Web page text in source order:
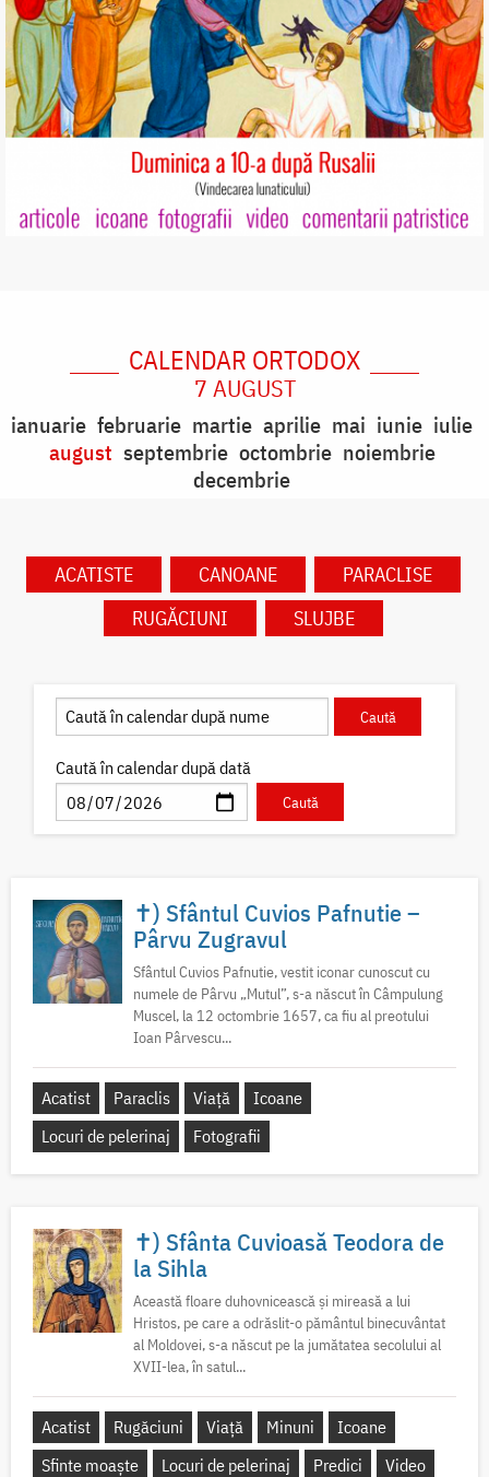
CALENDAR ORTODOX
7 AUGUST
ianuarie februarie martie aprilie mai iunie iulie
august septembrie octombrie noiembrie
decembrie
ACATISTE CANOANE
PARACLISE
RUGĂCIUNI
SLUJBE
Caută în calendar după dată
✝) Sfântul Cuvios Pafnutie –
Pârvu Zugravul
Sfântul Cuvios Pafnutie, vestit iconar cunoscut cu
numele de Pârvu „Mutul”, s-a născut în Câmpulung
Muscel, la 12 octombrie 1657, ca fiu al preotului
Ioan Pârvescu...
Acatist Paraclis Viață
Icoane
Locuri de pelerinaj
Fotografii
✝) Sfânta Cuvioasă Teodora de
la Sihla
Această floare duhovnicească și mireasă a lui
Hristos, pe care a odrăslit-o pământul binecuvântat
al Moldovei, s-a născut pe la jumătatea secolului al
XVII-lea, în satul...
Acatist Rugăciuni Viață Minuni
Icoane
Sfinte moaște
Locuri de pelerinaj Predici Video